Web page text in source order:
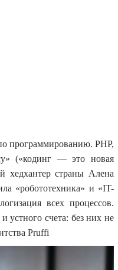
программированию. PHP,
(«кодинг — это новая
хедхантер страны Алена
«робототехника» и «IT-
всех процессов.
устного счета: без них не
Pruffi